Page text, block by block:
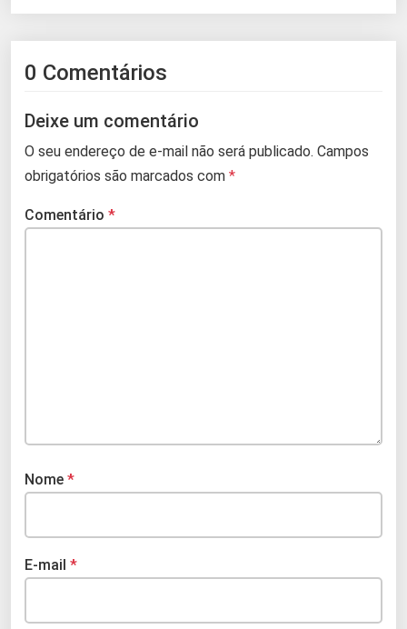
0 Comentários
Deixe um comentário
O seu endereço de e-mail não será publicado. Campos
obrigatórios são marcados com *
Comentário *
Nome *
E-mail *